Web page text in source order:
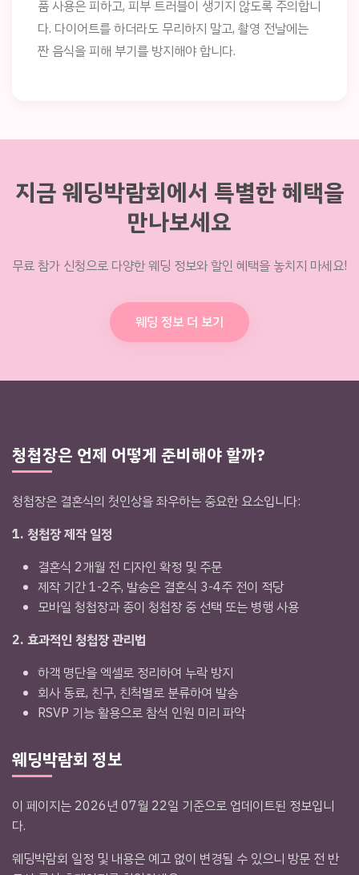
품 사용은 피하고, 피부 트러블이 생기지 않도록 주의합니
다. 다이어트를 하더라도 무리하지 말고, 촬영 전날에는
짠 음식을 피해 부기를 방지해야 합니다.
지금 웨딩박람회에서 특별한 혜택을
만나보세요
무료 참가 신청으로 다양한 웨딩 정보와 할인 혜택을 놓치지 마세요!
웨딩 정보 더 보기
청첩장은 언제 어떻게 준비해야 할까?
청첩장은 결혼식의 첫인상을 좌우하는 중요한 요소입니다:
1. 청첩장 제작 일정
결혼식 2개월 전 디자인 확정 및 주문
제작 기간 1-2주, 발송은 결혼식 3-4주 전이 적당
모바일 청첩장과 종이 청첩장 중 선택 또는 병행 사용
2. 효과적인 청첩장 관리법
하객 명단을 엑셀로 정리하여 누락 방지
회사 동료, 친구, 친척별로 분류하여 발송
RSVP 기능 활용으로 참석 인원 미리 파악
웨딩박람회 정보
이 페이지는 2026년 07월 22일 기준으로 업데이트된 정보입니
다.
웨딩박람회 일정 및 내용은 예고 없이 변경될 수 있으니 방문 전 반